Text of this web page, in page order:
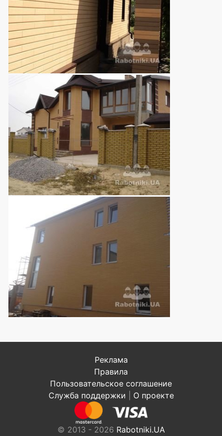
Реклама
Правила
Пользовательское соглашение
Служба поддержки
О проекте
© 2013 - 2026 Rabotniki.UA